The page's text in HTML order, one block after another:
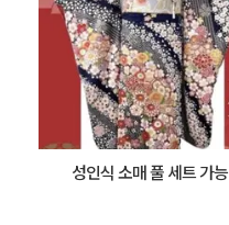
성인식 소매 풀 세트 가능